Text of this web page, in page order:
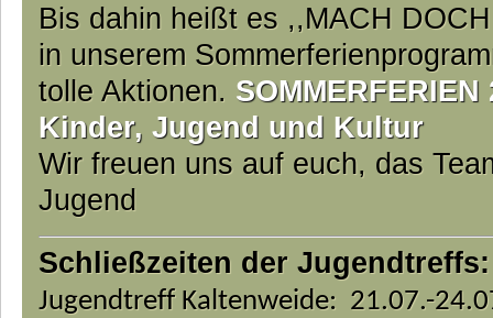
Bis dahin heißt es ,,MACH
in unserem
tolle Aktionen.
Kinder, Jugend und Kultur
Wir freuen uns auf euch, das
Jugend
Schließzeiten der Jugendtreffs:
Jugendtreff Kaltenweide: 21.07.-